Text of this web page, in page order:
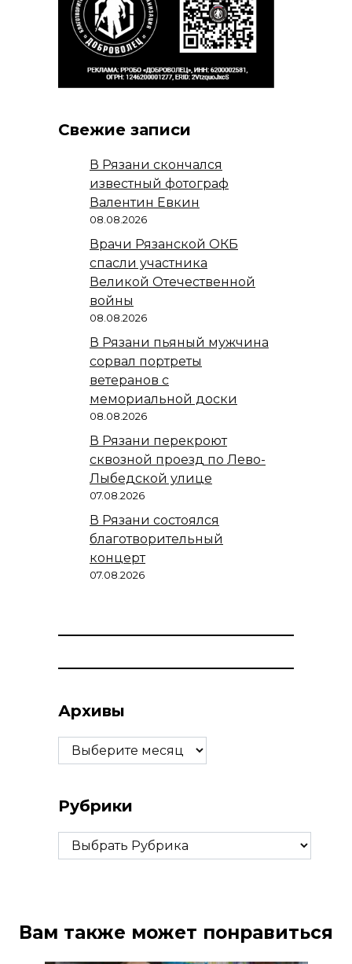
Свежие записи
В Рязани скончался
известный фотограф
Валентин Евкин
08.08.2026
Врачи Рязанской ОКБ
спасли участника
Великой Отечественной
войны
08.08.2026
В Рязани пьяный мужчина
сорвал портреты
ветеранов с
мемориальной доски
08.08.2026
В Рязани перекроют
сквозной проезд по Лево-
Лыбедской улице
07.08.2026
В Рязани состоялся
благотворительный
концерт
07.08.2026
Архивы
Архивы
Рубрики
Рубрики
Вам также может понравиться